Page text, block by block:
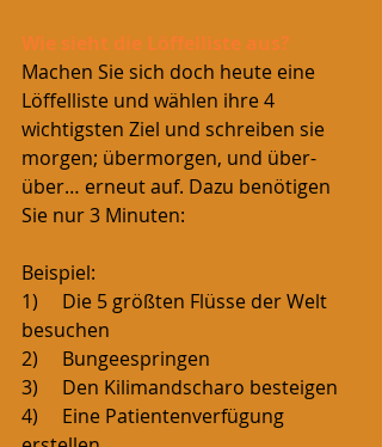
Wie sieht die Löffelliste aus?
Machen Sie sich doch heute eine
Löffelliste und wählen ihre 4
wichtigsten Ziel und schreiben sie
morgen; übermorgen, und über-
über… erneut auf. Dazu benötigen
Sie nur 3 Minuten:
Beispiel:
1)     Die 5 größten Flüsse der Welt
besuchen
2)     Bungeespringen
3)     Den Kilimandscharo besteigen
4)     Eine Patientenverfügung